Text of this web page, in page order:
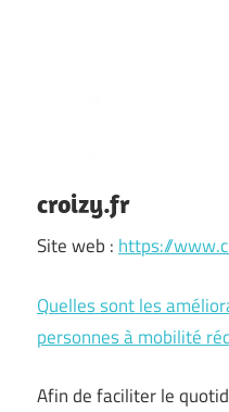
croizy.fr
Site web : https://
Quelles sont les
personnes à mobilité
Afin de faciliter le